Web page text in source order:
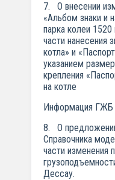
7. О внесении
«Альбом знаки и
парка колеи
части нанесения
котла» и
указанием
крепления
на котле
Информация
8. О
Справочника
части изменения
Дессау.